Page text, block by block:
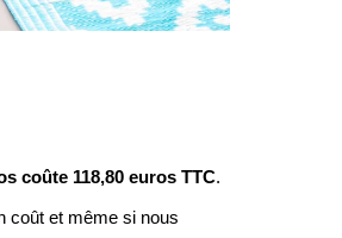
coûte 118,80 euros TTC.
coût et même si nous